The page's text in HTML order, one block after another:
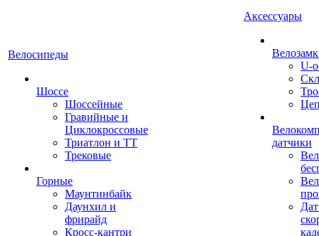
Велосипеды
Шоссе
Шоссейные
Гравийные и
Циклокроссовые
Триатлон и ТТ
Трековые
Горные
Маунтинбайк
Даунхил и
фрирайд
Кросс-кантри
Аксессуары
U-
датчики